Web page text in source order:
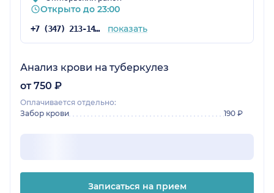
Открыто до 23:00
+7 (347) 213-14-31 показать
Анализ крови на туберкулез
от 750 ₽
Оплачивается отдельно:
Забор крови
190 ₽
Записаться на прием